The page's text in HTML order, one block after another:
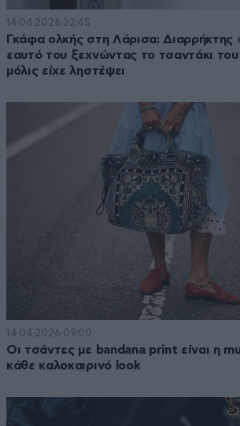
14·04·2026 22:45
Γκάφα ολκής στη Λάρισα:
εαυτό του ξεχνώντας το τσαντάκι του
μόλις είχε ληστέψει
14·04·2026 09:00
Οι τσάντες με bandana print είναι η
κάθε καλοκαιρινό look